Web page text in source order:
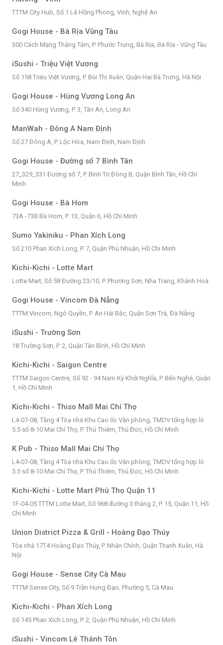
TTTM City Hub, Số 1 Lê Hồng Phong, Vinh, Nghệ An
Gogi House - Bà Rịa Vũng Tàu
300 Cách Mạng Tháng Tám, P. Phước Trung, Bà Rịa, Bà Rịa - Vũng Tàu
iSushi - Triệu Việt Vương
Số 158 Triệu Việt Vương, P. Bùi Thị Xuân, Quận Hai Bà Trưng, Hà Nội
Gogi House - Hùng Vương Long An
Số 340 Hùng Vương, P. 3, Tân An, Long An
ManWah - Đông A Nam Định
Số 27 Đông A, P. Lộc Hòa, Nam Định, Nam Định
Gogi House - Đường số 7 Bình Tân
27_329_331 Đường số 7, P. Bình Trị Đông B, Quận Bình Tân, Hồ Chí
Minh
Gogi House - Bà Hom
73A -73B Bà Hom, P. 13, Quận 6, Hồ Chí Minh
Sumo Yakiniku - Phan Xích Long
Số 210 Phan Xích Long, P. 7, Quận Phú Nhuận, Hồ Chí Minh
Kichi-Kichi - Lotte Mart
Lotte Mart, Số 58 Đường 23/10, P. Phương Sơn, Nha Trang, Khánh Hoà
Gogi House - Vincom Đà Nẵng
TTTM Vincom, Ngô Quyền, P. An Hải Bắc, Quận Sơn Trà, Đà Nẵng
iSushi - Trường Sơn
18 Trường Sơn, P. 2, Quận Tân Bình, Hồ Chí Minh
Kichi-Kichi - Saigon Centre
TTTM Saigon Centre, Số 92 - 94 Nam Kỳ Khởi Nghĩa, P. Bến Nghé, Quận
1, Hồ Chí Minh
Kichi-Kichi - Thiso Mall Mai Chí Thọ
L4-07-08, Tầng 4 Tòa nhà Khu Cao ốc Văn phòng, TMDV tổng hợp lô
5.5 số 8-10 Mai Chí Thọ, P. Thủ Thiêm, Thủ Đức, Hồ Chí Minh
K Pub - Thiso Mall Mai Chí Thọ
L4-07-08, Tầng 4 Tòa nhà Khu Cao ốc Văn phòng, TMDV tổng hợp lô
5.5 số 8-10 Mai Chí Thọ, P. Thủ Thiêm, Thủ Đức, Hồ Chí Minh
Kichi-Kichi - Lotte Mart Phú Thọ Quận 11
1F-04-05 TTTM Lotte Mart, Số 968 đường 3 tháng 2, P. 15, Quận 11, Hồ
Chí Minh
Union District Pizza & Grill - Hoàng Đạo Thúy
Tòa nhà 17T4 Hoàng Đạo Thúy, P. Nhân Chính, Quận Thanh Xuân, Hà
Nội
Gogi House - Sense City Cà Mau
TTTM Sense City, Số 9 Trần Hưng Đạo, Phường 5, Cà Mau
Kichi-Kichi - Phan Xích Long
Số 145 Phan Xích Long, P. 2, Quận Phú Nhuận, Hồ Chí Minh
iSushi - Vincom Lê Thánh Tôn